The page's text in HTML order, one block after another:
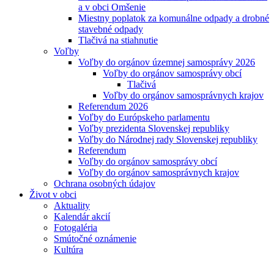
a v obci Omšenie
Miestny poplatok za komunálne odpady a drobné
stavebné odpady
Tlačivá na stiahnutie
Voľby
Voľby do orgánov územnej samosprávy 2026
Voľby do orgánov samosprávy obcí
Tlačivá
Voľby do orgánov samosprávnych krajov
Referendum 2026
Voľby do Európskeho parlamentu
Voľby prezidenta Slovenskej republiky
Voľby do Národnej rady Slovenskej republiky
Referendum
Voľby do orgánov samosprávy obcí
Voľby do orgánov samosprávnych krajov
Ochrana osobných údajov
Život v obci
Aktuality
Kalendár akcií
Fotogaléria
Smútočné oznámenie
Kultúra